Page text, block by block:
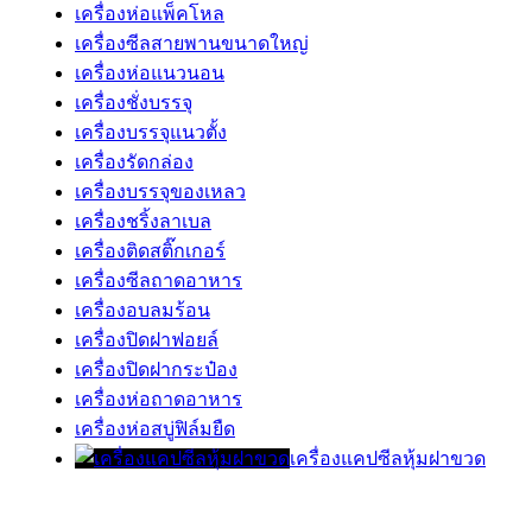
เครื่องห่อแพ็คโหล
เครื่องซีลสายพานขนาดใหญ่
เครื่องห่อแนวนอน
เครื่องชั่งบรรจุ
เครื่องบรรจุแนวตั้ง
เครื่องรัดกล่อง
เครื่องบรรจุของเหลว
เครื่องชริ้งลาเบล
เครื่องติดสติ๊กเกอร์
เครื่องซีลถาดอาหาร
เครื่องอบลมร้อน
เครื่องปิดฝาฟอยล์
เครื่องปิดฝากระป๋อง
เครื่องห่อถาดอาหาร
เครื่องห่อสบู่ฟิล์มยืด
เครื่องแคปซีลหุ้มฝาขวด